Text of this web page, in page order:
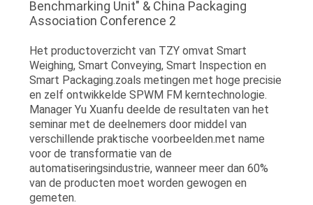
Het productoverzicht van TZY omvat Smart
Weighing, Smart Conveying, Smart Inspection en
Smart Packaging.zoals metingen met hoge precisie
en zelf ontwikkelde SPWM FM kerntechnologie.
Manager Yu Xuanfu deelde de resultaten van het
seminar met de deelnemers door middel van
verschillende praktische voorbeelden.met name
voor de transformatie van de
automatiseringsindustrie, wanneer meer dan 60%
van de producten moet worden gewogen en
gemeten.